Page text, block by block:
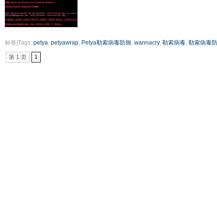
标签|Tags: petya, petyawrap, Petya勒索病毒防御, wannacry, 勒索病毒, 勒索病毒
第 1 页 1